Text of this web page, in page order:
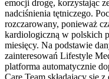
emocji drogę, korzystając
nadciśnienia tętniczego.
rozczarowany, ponieważ
kardiologiczną w polskich
miesięcy. Na podstawie
zainteresowań Lifestyle
platforma automatycznie
Care Team składający się